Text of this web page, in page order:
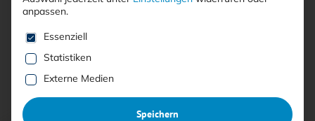
Alle Beiträge mit dem
Schlagwort “MSC EvilTwin”
anpassen.
Es folgt eine Liste der Service-Gruppen, für die eine
Essenziell
Statistiken
Externe Medien
Speichern